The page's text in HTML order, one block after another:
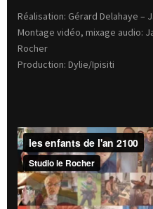
Réalisation: Gérard Delahaye –
Montage vidéo, mixage audio:
Rocher
Production: Dylie/Ipisiti